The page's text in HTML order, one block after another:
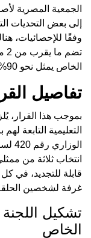
الجمعية المصرية
إلى بعض التحديات
الخاص يمثل نحو 90% من إجمالي عدد الطلاب في البلاد.
تفاصيل
بموجب هذا القرار،
انتخاب ثلاثة من
قابلة للتجديد، في كل
غرفة لشخصين الحلقة
تشكيل اللجنة
الخاص